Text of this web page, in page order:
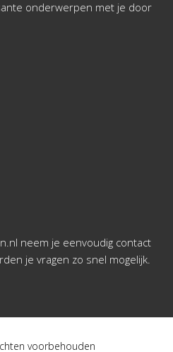
onderwerpen met je door
neem je eenvoudig contact
je vragen zo snel mogelijk.
voorbehouden